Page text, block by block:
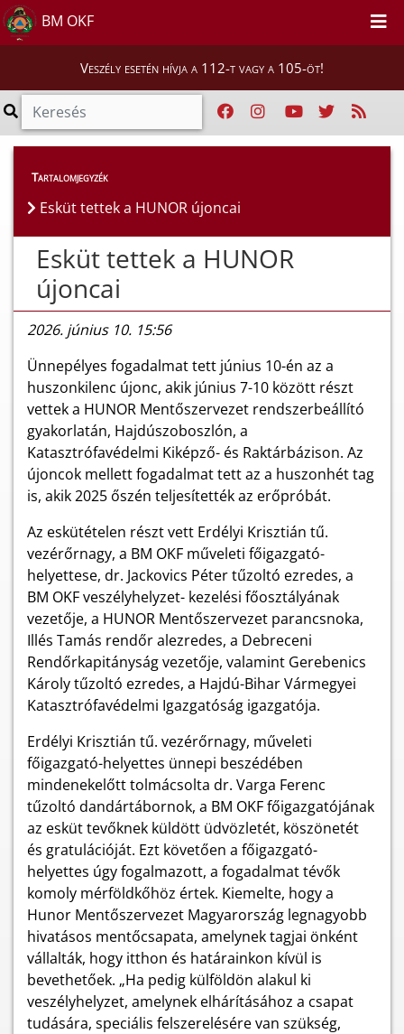
BM OKF
Veszély esetén hívja a 112-t vagy a 105-öt!
Híreink > Hírek
Tartalomjegyzék
Esküt tettek a HUNOR újoncai
Esküt tettek a HUNOR
újoncai
2026. június 10. 15:56
Ünnepélyes fogadalmat tett június 10-én az a
huszonkilenc újonc, akik június 7-10 között részt
vettek a HUNOR Mentőszervezet rendszerbeállító
gyakorlatán, Hajdúszoboszlón, a
Katasztrófavédelmi Kiképző- és Raktárbázison. Az
újoncok mellett fogadalmat tett az a huszonhét tag
is, akik 2025 őszén teljesítették az erőpróbát.
Az eskütételen részt vett Erdélyi Krisztián tű.
vezérőrnagy, a BM OKF műveleti főigazgató-
helyettese, dr. Jackovics Péter tűzoltó ezredes, a
BM OKF veszélyhelyzet- kezelési főosztályának
vezetője, a HUNOR Mentőszervezet parancsnoka,
Illés Tamás rendőr alezredes, a Debreceni
Rendőrkapitányság vezetője, valamint Gerebenics
Károly tűzoltó ezredes, a Hajdú-Bihar Vármegyei
Katasztrófavédelmi Igazgatóság igazgatója.
Erdélyi Krisztián tű. vezérőrnagy, műveleti
főigazgató-helyettes ünnepi beszédében
mindenekelőtt tolmácsolta dr. Varga Ferenc
tűzoltó dandártábornok, a BM OKF főigazgatójának
az esküt tevőknek küldött üdvözletét, köszönetét
és gratulációját. Ezt követően a főigazgató-
helyettes úgy fogalmazott, a fogadalmat tévők
komoly mérföldkőhöz értek. Kiemelte, hogy a
Hunor Mentőszervezet Magyarország legnagyobb
hivatásos mentőcsapata, amelynek tagjai önként
vállalták, hogy itthon és határainkon kívül is
bevethetőek. „Ha pedig külföldön alakul ki
veszélyhelyzet, amelynek elhárításához a csapat
tudására, speciális felszerelésére van szükség,